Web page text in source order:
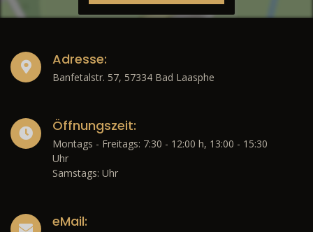
Adresse:
Banfetalstr. 57, 57334 Bad Laasphe
Öffnungszeit:
Montags - Freitags: 7:30 - 12:00 h, 13:00 - 15:30
Uhr
Samstags: Uhr
eMail: